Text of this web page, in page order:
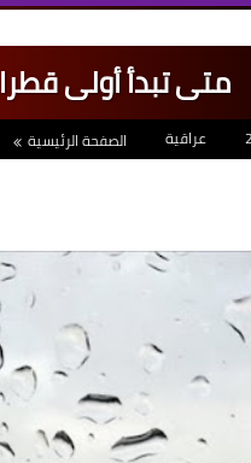
متى تبدأ أولى
عراقية الصفحة الرئيسية